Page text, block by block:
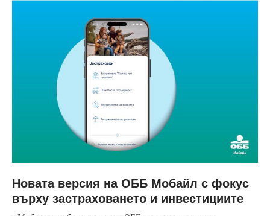
Новата версия на ОББ Мобайл с фокус
върху застраховането и инвестициите